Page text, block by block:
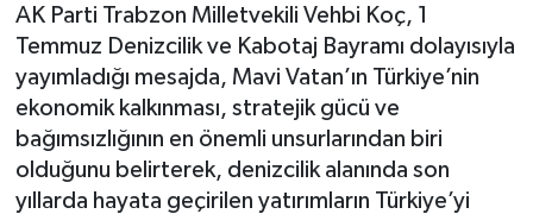
AK Parti Trabzon Milletvekili Vehbi Koç, 1
Temmuz Denizcilik ve Kabotaj Bayramı dolayısıyla
yayımladığı mesajda, Mavi Vatan’ın Türkiye’nin
ekonomik kalkınması, stratejik gücü ve
bağımsızlığının en önemli unsurlarından biri
olduğunu belirterek, denizcilik alanında son
yıllarda hayata geçirilen yatırımların Türkiye’yi
Haber Arşivi